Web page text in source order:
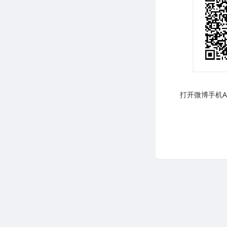
打开微博手机